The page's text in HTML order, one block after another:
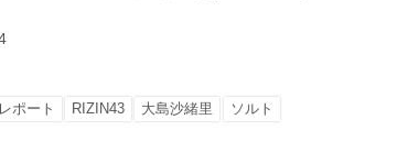
ポート RIZIN43 大島沙緒里 ソルト